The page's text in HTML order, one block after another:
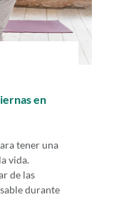
en
tener una
vida.
de las
durante